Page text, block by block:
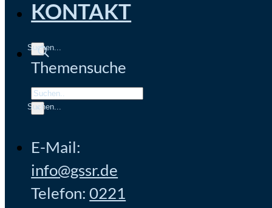
KONTAKT
Themensuche
Search
×
E-Mail:
info@gssr.de
Telefon:0221